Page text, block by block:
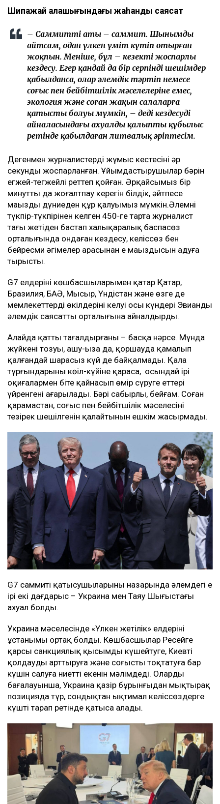
Шипажай қалашығындағы жаһандық саясат
– Саммиттің аты – саммит. Шынымды
айтсам, одан үлкен үміт күтіп отырған
жоқпын. Меніңше, бұл – кезекті жоспарлы
кездесу. Егер қандай да бір серпінді шешімдер
қабылданса, олар әлемдік тәртіп немесе
соғыс пен бейбітшілік мәселелеріне емес,
экология және соған жақын салаларға
қатысты болуы мүмкін, – деді кездесудің
айналасындағы ахуалды қалыпты құбылыс
ретінде қабылдаған литвалық әріптесім.
Дегенмен журналистердің жұмыс кестесінің әр
секунды жоспарланған. Ұйымдастырушылар бәрін
егжей-тегжейлі реттеп қойған. Әрқайсымыз бір
минутты да жоғалтпау керегін білдік, әйтпесе
маңызды дүниеден құр қалуымыз мүмкін.Әлемнің
түкпір-түкпірінен келген 450-ге тарта журналист
таңғы жетіден бастап халықаралық баспасөз
орталығында ондаған кездесу, келіссөз бен
бейресми әңгімелер арасынан ең маңыздысын аңдуға
тырысты.
G7 елдерінің көшбасшыларымен қатар Қатар,
Бразилия, БАӘ, Мысыр, Үндістан және өзге де
мемлекеттердің өкілдерінің келуі осы күндері Эвианды
әлемдік саясаттың орталығына айналдырды.
Алайда қатты таңғалдырғаны – басқа нәрсе. Мұнда
жүйкенің тозуы, ашу-ыза да, қоршауда қамалып
қалғандай шарасыз күй де байқалмады. Қала
тұрғындарының көңіл-күйіне қарасаң, осындай ірі
оқиғалармен біте қайнасып өмір сүруге еттері
үйренгені аңғарылады. Бәрі сабырлы, бейғам. Соған
қарамастан, соғыс пен бейбітшілік мәселесінің
тезірек шешілгенін қалайтынын ешкім жасырмады.
G7 саммиті қатысушыларының назарында әлемдегі ең
ірі екі дағдарыс – Украина мен Таяу Шығыстағы
ахуал болды.
Украина мәселесінде «Үлкен жетілік» елдерінің
ұстанымы ортақ болды. Көшбасшылар Ресейге
қарсы санкциялық қысымды күшейтуге, Киевті
қолдауды арттыруға және соғысты тоқтатуға бар
күшін салуға ниетті екенін мәлімдеді. Олардың
бағалауынша, Украина қазір бұрынғыдан мықтырақ
позицияда тұр, сондықтан ықтимал келіссөздерге
күшті тарап ретінде қатыса алады.